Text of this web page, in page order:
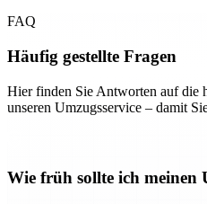
FAQ
Häufig gestellte Fragen
Hier finden Sie Antworten auf die
unseren Umzugsservice – damit
Wie früh sollte ich meinen